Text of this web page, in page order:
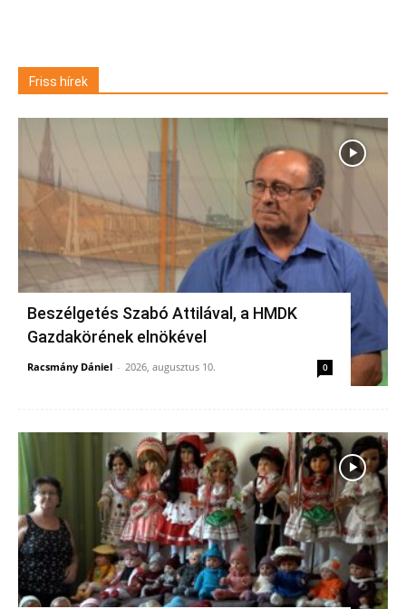
Friss hírek
Beszélgetés Szabó Attilával, a HMDK
Gazdakörének elnökével
Racsmány Dániel - 2026, augusztus 10. 0